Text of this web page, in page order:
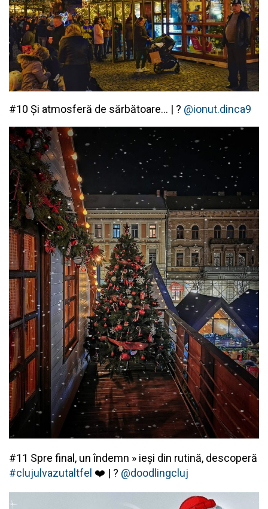
#10 Și atmosferă de sărbătoare… | ? @ionut.dinca9
#11 Spre final, un îndemn » ieși din rutină, descoperă
#clujulvazutaltfel ❤️ | ? @doodlingcluj